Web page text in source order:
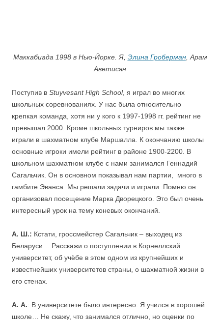
Маккабиада 1998 в Нью-Йорке. Я, Элина Гроберман, Арам
Аветисян
Поступив в Stuyvesant High School, я играл во многих
школьных соревнованиях. У нас была относительно
крепкая команда, хотя ни у кого к 1997-1998 гг. рейтинг не
превышал 2000. Кроме школьных турниров мы также
играли в шахматном клубе Маршалла. К окончанию школы
основные игроки имели рейтинг в районе 1900-2200. В
школьном шахматном клубе с нами занимался Геннадий
Сагальчик. Он в основном показывал нам партии, много в
гамбите Эванса. Мы решали задачи и играли. Помню он
организовал посещение Марка Дворецкого. Это был очень
интересный урок на тему коневых окончаний.
А. Ш.: Кстати, гроссмейстер Сагальчик – выходец из
Беларуси… Расскажи о поступлении в Корнеллский
университет, об учёбе в этом одном из крупнейших и
известнейших университетов страны, о шахматной жизни в
его стенах.
А. А.: В университете было интересно. Я учился в хорошей
школе… Не скажу, что занимался отлично, но оценки по